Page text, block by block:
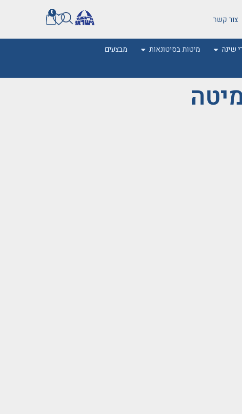
צור קשר
0
שינה מיטות בסיטונאות מבצעים